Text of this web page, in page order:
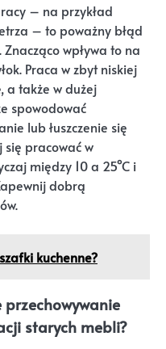
– na przykład
– to poważny błąd
wpływa to na
Praca w zbyt niskiej
a także w dużej
spowodować
lub łuszczenie się
pracować w
między 10 a 25°C i
dobrą
kuchenne?
starych mebli?